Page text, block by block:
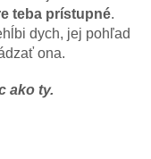
teba prístupné.
dych, jej pohľad
ona.
ako ty.